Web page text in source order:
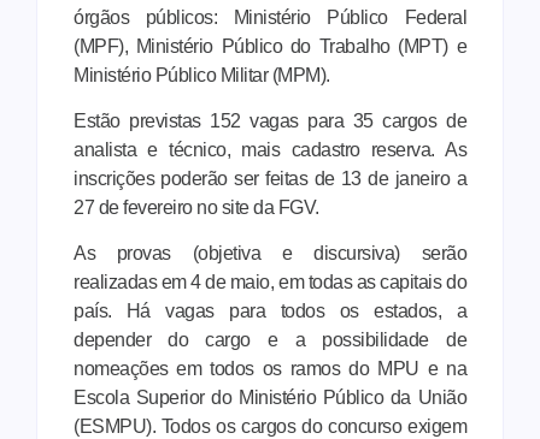
órgãos públicos: Ministério Público Federal
(MPF), Ministério Público do Trabalho (MPT) e
Ministério Público Militar (MPM).
Estão previstas 152 vagas para 35 cargos de
analista e técnico, mais cadastro reserva. As
inscrições poderão ser feitas de 13 de janeiro a
27 de fevereiro no site da FGV.
As provas (objetiva e discursiva) serão
realizadas em 4 de maio, em todas as capitais do
país. Há vagas para todos os estados, a
depender do cargo e a possibilidade de
nomeações em todos os ramos do MPU e na
Escola Superior do Ministério Público da União
(ESMPU). Todos os cargos do concurso exigem